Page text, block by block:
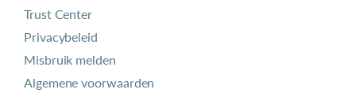
Trust Center
Privacybeleid
Misbruik melden
Algemene voorwaarden